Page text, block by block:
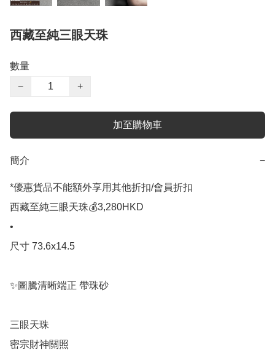
西藏至純三眼天珠
數量
−
+
加至購物車
簡介 −
*優惠貨品不能額外享用其他折扣/會員折扣
西藏至純三眼天珠💰3,280HKD
•
尺寸 73.6x14.5
✨圖騰清晰端正 帶珠砂
三眼天珠
密宗財神關照